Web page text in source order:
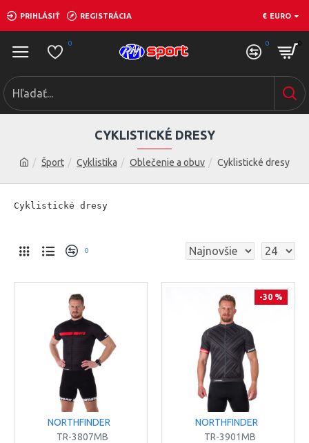
PRIHLÁSIŤ REGISTRÁCIA € EURO
0 0 0
Šport Cyklistika Oblečenie a obuv Cyklistické dresy
CYKLISTICKÉ DRESY
Cyklistické dresy
0
NORTHFINDER
TR-3807MB
-30 %
NORTHFINDER
TR-3901MB